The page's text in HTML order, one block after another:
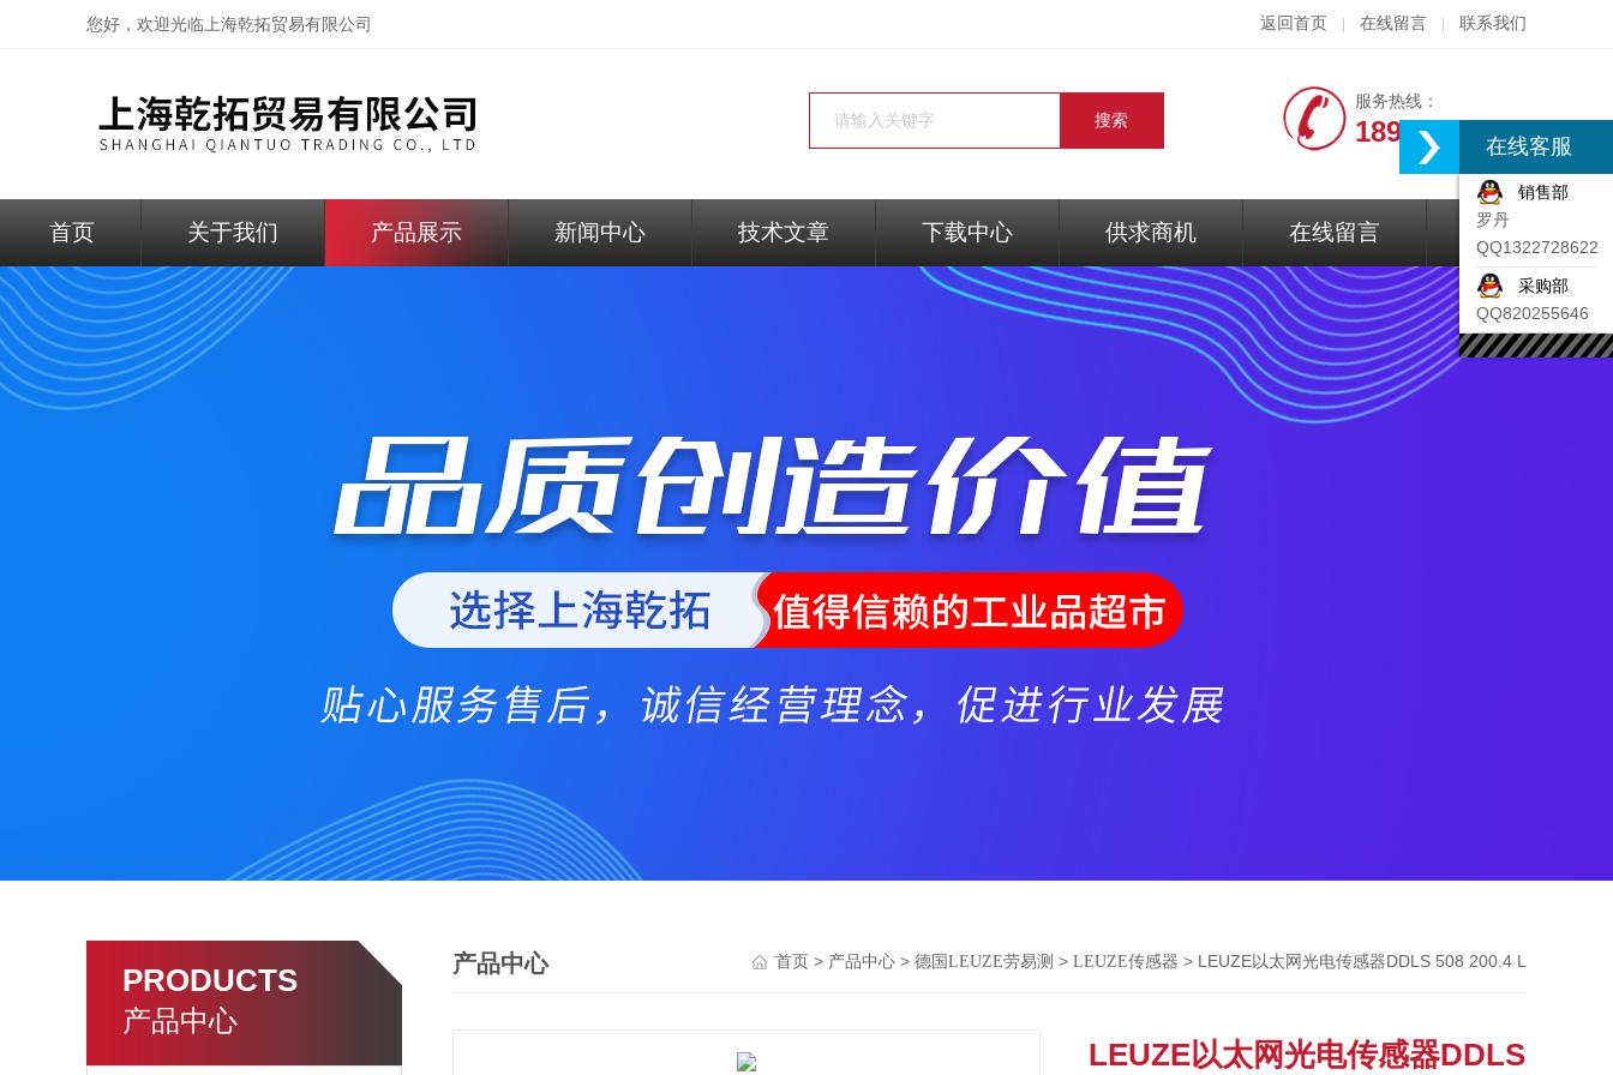
您好，欢迎光临上海乾拓贸易有限公司 返回首页 在线留言 联系我们
服务热线：
18917074297
首页 关于我们 产品展示 新闻中心 技术文章 下载中心 供求商机 在线留言 联系我们
PRODUCTS
产品中心
产品中心 首页 > 产品中心 > 德国LEUZE劳易测 > LEUZE传感器 > LEUZE以太网光电传感器DDLS 508 200.4 L
LEUZE以太网光电传感器DDLS
在线客服
销售部
罗丹
QQ1322728622
采购部
QQ820255646